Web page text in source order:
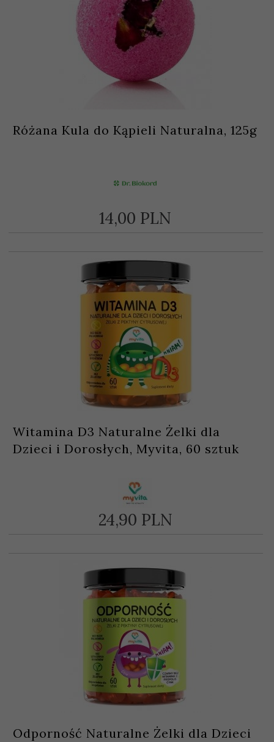
Różana Kula do Kąpieli Naturalna, 125g
14,00 PLN
Witamina D3 Naturalne Żelki dla
Dzieci i Dorosłych, Myvita, 60 sztuk
24,90 PLN
Odporność Naturalne Żelki dla Dzieci